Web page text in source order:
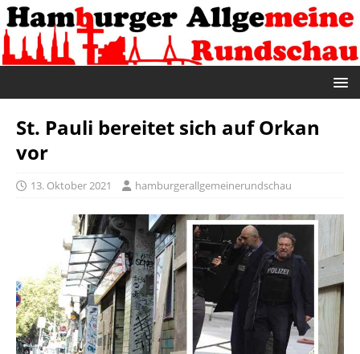
St. Pauli bereitet sich auf Orkan
vor
13. Oktober 2021 hamburgerallgemeinerundschau